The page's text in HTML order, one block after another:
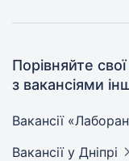
Порівняйте
з вакансіями
Вакансії
Вакансії у Дніпрі